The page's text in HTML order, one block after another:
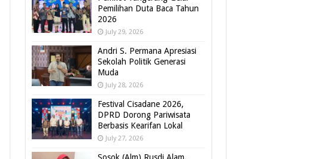
Pemilihan Duta Baca Tahun
2026
July 29, 2026
Andri S. Permana Apresiasi
Sekolah Politik Generasi
Muda
July 28, 2026
Festival Cisadane 2026,
DPRD Dorong Pariwisata
Berbasis Kearifan Lokal
July 27, 2026